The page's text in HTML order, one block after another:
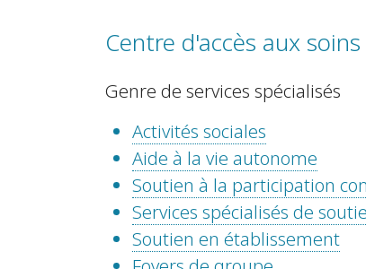
Centre d'accès aux
Genre de services spécialisés
Activités sociales
Aide à la vie autonome
Soutien à la participation
Services spécialisés de
Soutien en établissement